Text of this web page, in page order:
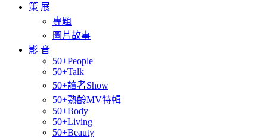
策 展
專題
圖片故事
影 音
50+People
50+Talk
50+讀者Show
50+熟齡MV特輯
50+Body
50+Living
50+Beauty